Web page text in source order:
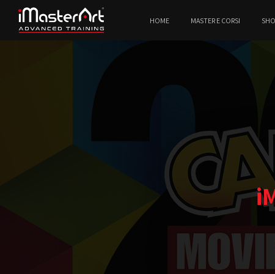
HOME MASTER E CORSI